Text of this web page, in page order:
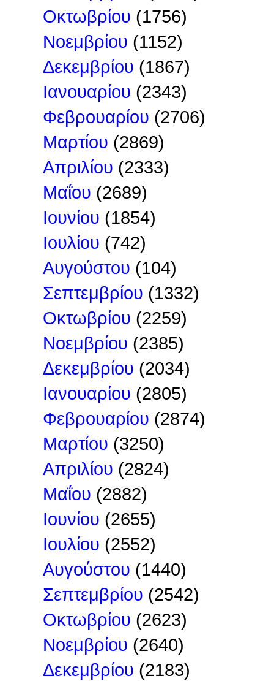
Οκτωβρίου (1756)
Νοεμβρίου (1152)
Δεκεμβρίου (1867)
Ιανουαρίου (2343)
Φεβρουαρίου (2706)
Μαρτίου (2869)
Απριλίου (2333)
Μαΐου (2689)
Ιουνίου (1854)
Ιουλίου (742)
Αυγούστου (104)
Σεπτεμβρίου (1332)
Οκτωβρίου (2259)
Νοεμβρίου (2385)
Δεκεμβρίου (2034)
Ιανουαρίου (2805)
Φεβρουαρίου (2874)
Μαρτίου (3250)
Απριλίου (2824)
Μαΐου (2882)
Ιουνίου (2655)
Ιουλίου (2552)
Αυγούστου (1440)
Σεπτεμβρίου (2542)
Οκτωβρίου (2623)
Νοεμβρίου (2640)
Δεκεμβρίου (2183)